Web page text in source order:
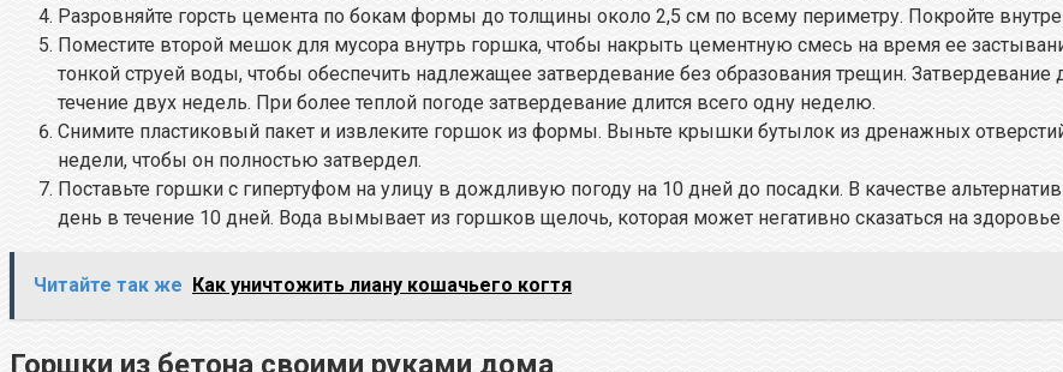
Разровняйте горсть цемента по бокам формы до толщины около 2,5 см по всему периметру. Покройте
Поместите второй мешок для мусора внутрь горшка, чтобы накрыть цементную смесь на время ее
тонкой струей воды, чтобы обеспечить надлежащее затвердевание без образования трещин.
течение двух недель. При более теплой погоде затвердевание длится всего одну неделю.
Снимите пластиковый пакет и извлеките горшок из формы. Выньте крышки бутылок из дренажных
недели, чтобы он полностью затвердел.
Поставьте горшки с гипертуфом на улицу в дождливую погоду на 10 дней до посадки. В качестве
день в течение 10 дней. Вода вымывает из горшков щелочь, которая может негативно сказаться на здоровье
Читайте так же Как уничтожить лиану кошачьего когтя
Горшки из бетона своими руками дома